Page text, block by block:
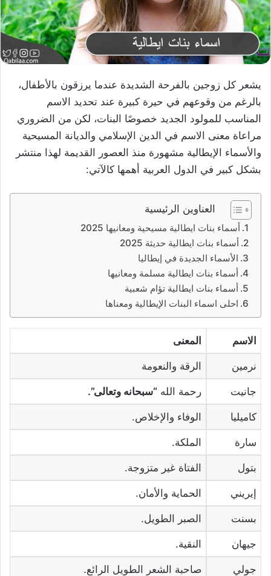
يشعر كل زوجين بالفرحة الشديدة عندما يرزقون بالأطفال،
بالرغم من وقوعهم في حيرة كبيرة عند تحديد الاسم
المناسب للمولود الجديد خصوصًا البنات، لكن من الضروري
مراعاة معنى الاسم في الدين الإسلامي والديانة المسيحية
والأسماء الإيطالية مشهورة منذ العصور القديمة لهذا منتشر
بشكل كبير في الدول العربية أهمها كالآتي:
العناوين الرئيسية
أسماء بنات ايطالية مسيحية ومعانيها 2025
أسماء بنات ايطالية حديثة 2025
الأسماء الجديدة في إيطاليا
أسماء بنات ايطالية مسلمة ومعانيها
أسماء بنات ايطالية تؤام شعبية
احلى اسماء البنات الإيطالية ومعناها
الاسم المعنى
نرمين الرقة والنعومة
جانيت رحمة الله “سبحانه وتعالى”.
كاميليا الوفاء والإخلاص.
سارة الملكة.
بتول الفتاة غير متزوجة.
إيريني الحماية والأمان.
بسنت الصبر الطويل.
جيهان النقية.
جولي صاحبة الشعر الطويل الرائع.